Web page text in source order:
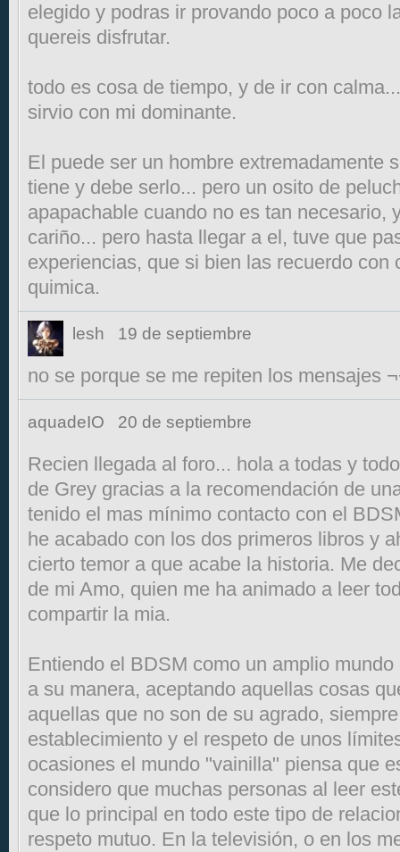
elegido y podras ir provando poco a poco
quereis disfrutar.
todo es cosa de tiempo, y de ir con
sirvio con mi dominante.
El puede ser un hombre extremadamente
tiene y debe serlo... pero un osito de
apapachable cuando no es tan necesario,
cariño... pero hasta llegar a el, tuve que
experiencias, que si bien las recuerdo con
quimica.
lesh 19 de septiembre
no se porque se me repiten los mensajes
aquadeIO 20 de septiembre
Recien llegada al foro... hola a todas y
de Grey gracias a la recomendación de
tenido el mas mínimo contacto con el
he acabado con los dos primeros libros y
cierto temor a que acabe la historia. Me
de mi Amo, quien me ha animado a leer
compartir la mia.
Entiendo el BDSM como un amplio
a su manera, aceptando aquellas cosas
aquellas que no son de su agrado,
establecimiento y el respeto de unos
ocasiones el mundo "vainilla" piensa que
considero que muchas personas al leer
que lo principal en todo este tipo de
respeto mutuo. En la televisión, o en los